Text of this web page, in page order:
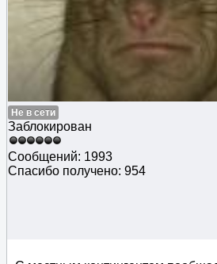
Не в сети
Заблокирован
Сообщений: 1993
Спасибо получено: 954